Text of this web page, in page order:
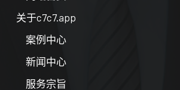
关于c7c7.app
案例中心
新闻中心
服务宗旨